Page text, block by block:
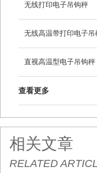
无线打印电子吊钩秤
无线高温带打印电子吊
直视高温型电子吊钩秤
查看更多
相关文章
RELATED